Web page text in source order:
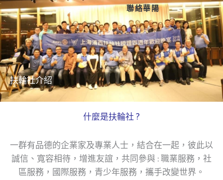
聯絡華陽
F
a
c
e
b
o
o
k
Y
o
u
t
u
b
e
扶輪社介紹
什麼是扶輪社 ?
一群有品德的企業家及專業人士，結合在一起，彼此以
誠信、寬容相待，增進友誼，共同參與 : 職業服務，社
區服務，國際服務，青少年服務，攜手改變世界。